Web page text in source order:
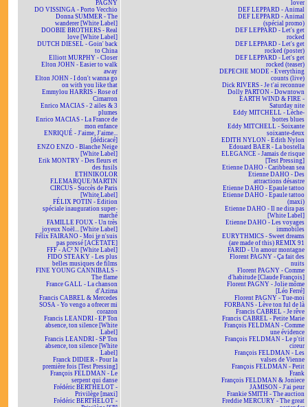
PAGNY
DO VISSINGA - Porto Vecchio
Donna SUMMER - The
wanderer [White Label]
DOOBIE BROTHERS - Real
love [White Label]
DUTCH DIESEL - Goin' back
to China
Elliott MURPHY - Closer
Elton JOHN - Easier to walk
away
Elton JOHN - I don't wanna go
on with you like that
Emmylou HARRIS - Rose of
Cimarron
Enrico MACIAS - 2 ailes & 3
plumes
Enrico MACIAS - La France de
mon enfance
ENRIQUÉ - J'aime, J'aime...
[dédicacé]
ENZO ENZO - Blanche Neige
[White Label]
Erik MONTRY - Des fleurs et
des fusils
ETHNIKOLOR
F.LEMARQUE/MARTIN
CIRCUS - Succès de Paris
[White Label]
FÉLIX POTIN - Édition
spéciale inauguration super-
marché
FAMILLE FOUX - Un très
joyeux Noël... [White Label]
Félix FAIRANO - Moi je n'suis
pas pressé [ACÉTATE]
FFF - AC² N [White Label]
FIDO STEAKY - Les plus
belles musiques de films
FINE YOUNG CANNIBALS -
The flame
France GALL - La chanson
d'Azima
Francis CABREL & Mercedes
SOSA - Yo vengo a ofrecer mi
corazon
Francis LEANDRI - EP Ton
absence, ton silence [White
Label]
Francis LEANDRI - SP Ton
absence, ton silence [White
Label]
Franck DIDIER - Pour la
première fois [Test Pressing]
François FELDMAN - Le
serpent qui danse
Frédéric BERTHELOT -
Privilège [maxi]
Frédéric BERTHELOT -
lover
DEF LEPPARD - Animal
DEF LEPPARD - Animal
(spécial promo)
DEF LEPPARD - Let's get
rocked
DEF LEPPARD - Let's get
rocked (poster)
DEF LEPPARD - Let's get
rocked (teaser)
DEPECHE MODE - Everything
counts (live)
Dick RIVERS - Je t'ai reconnue
Dolly PARTON - Downtown
EARTH WIND & FIRE -
Saturday nite
Eddy MITCHELL - Lèche-
bottes blues
Eddy MITCHELL - Soixante
soixante-deux
EDITH NYLON - Edith Nylon
Edouard BAER - La bostella
ELEGANCE - Jamais de risque
[Test Pressing]
Etienne DAHO - Caribbean sea
Etienne DAHO - Des
attractions désastre
Etienne DAHO - Epaule tattoo
Etienne DAHO - Epaule tattoo
(maxi)
Etienne DAHO - Il ne dira pas
[White Label]
Etienne DAHO - Les voyages
immobiles
EURYTHMICS - Sweet dreams
(are made of this) REMIX 91
FARID - Un amour montagne
Florent PAGNY - Ça fait des
nuits
Florent PAGNY - Comme
d'habitude [Claude François]
Florent PAGNY - Jolie môme
[Léo Ferré]
Florent PAGNY - Tue-moi
FORBANS - Lève ton ful de là
Francis CABREL - Je rêve
Francis CABREL - Petite Marie
François FELDMAN - Comme
une évidence
François FELDMAN - Le p'tit
cireur
François FELDMAN - Les
valses de Vienne
François FELDMAN - Petit
Frank
François FELDMAN & Joniece
JAMISON - J'ai peur
Frankie SMITH - The auction
Freddie MERCURY - The great